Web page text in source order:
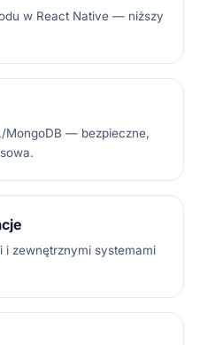
w React Native — niższy
MongoDB — bezpieczne,
i zewnętrznymi systemami